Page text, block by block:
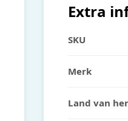
Extra
SKU
Merk
Land van